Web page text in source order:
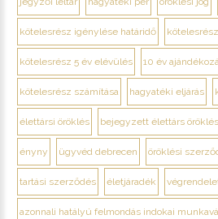
kötelesrész igénylése határidő
kötelesrész 5 év elévülés 10 év
kötelesrész számítása hagyatéki eljárás
élettársi öröklés bejegyzett élettárs
ényny ügyvéd debrecen öröklési
tartási szerződés életjáradék
azonnali hatályú felmondás indokai